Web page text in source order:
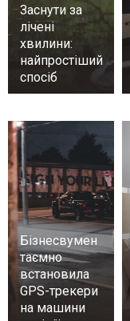
Заснути за
лічені
хвилини:
найпростіший
спосіб
Бізнесвумен
таємно
встановила
GPS-трекери
на машини